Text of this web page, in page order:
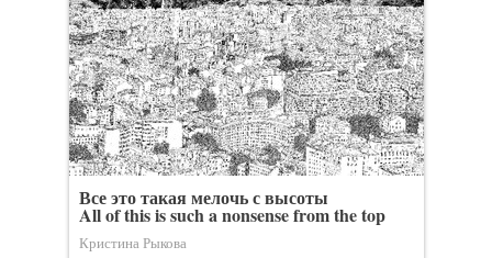
Все это такая мелочь с высоты
All of this is such a nonsense from the top
Кристина Рыкова